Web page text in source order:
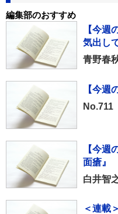
編集部のおすすめ
【今週
気出し
青野春
【今週
【今週
面瘡』
白井智
＜連載